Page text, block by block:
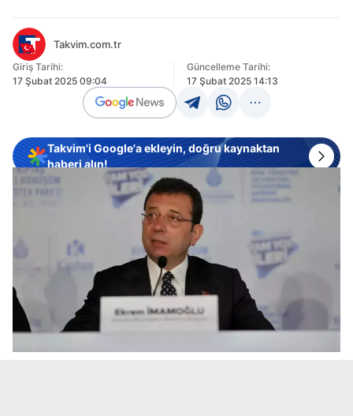
Takvim.com.tr
Giriş Tarihi:
17 Şubat 2025 09:04
Güncelleme Tarihi:
17 Şubat 2025 14:13
Takvim'i Google'a ekleyin, doğru kaynaktan
haberi alın!